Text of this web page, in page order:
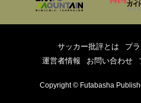
サッカー批評とは
プ
運営者情報
お問い合わせ
Copyright © Futabasha